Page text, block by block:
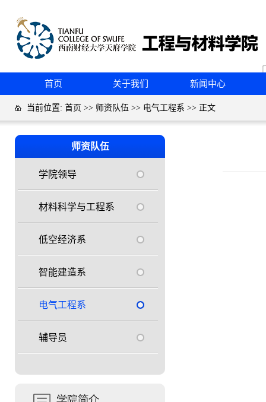
首页 关于我们 新闻中心
当前位置: 首页 >> 师资队伍 >> 电气工程系 >> 正文
师资队伍
学院领导
材料科学与工程系
低空经济系
智能建造系
电气工程系
辅导员